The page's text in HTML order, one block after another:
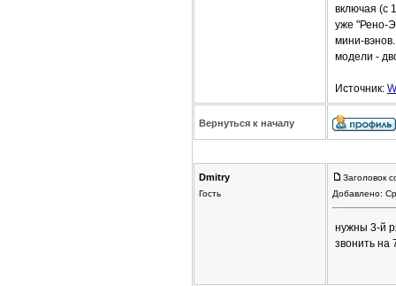
включая (с
уже "Рено-
мини-
модели -
Источник:
Вернуться к началу
Dmitrу
Гость
Заголовок
Добавлено:
нужны 3-й
звонить на